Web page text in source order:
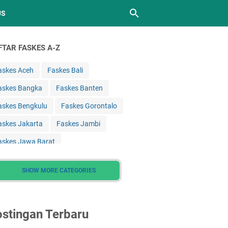
FASKES A-Z
Aceh Faskes Bali
Bangka Faskes Banten
Bengkulu Faskes Gorontalo
Jakarta Faskes Jambi
Jawa Barat
Jawa Tengah
Jawa Timur
Kalimantan Selatan
SHOW MORE CATEGORIES
Terbaru